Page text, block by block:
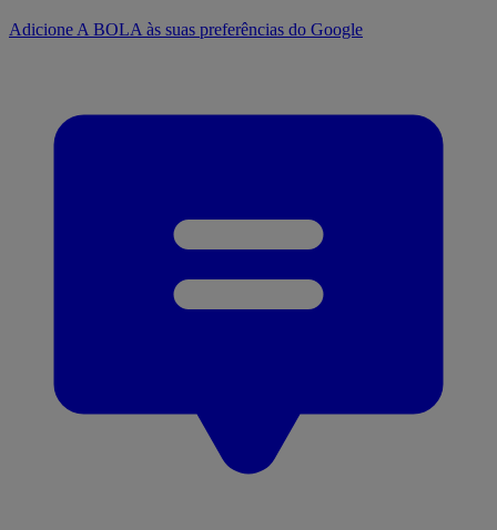
Adicione A BOLA às suas preferências do Google